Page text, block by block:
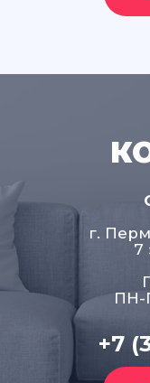
г.
7
ПН-
+7